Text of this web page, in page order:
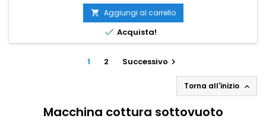
 Aggiungi al carrello
 Acquista!
1 2 Successivo 
Torna all'inizio 
Macchina cottura sottovuoto